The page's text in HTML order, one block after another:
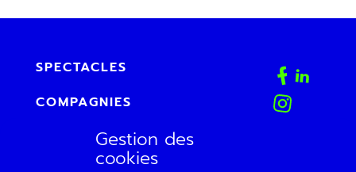
Gestion des
cookies
SPECTACLES
COMPAGNIES
AGENDA